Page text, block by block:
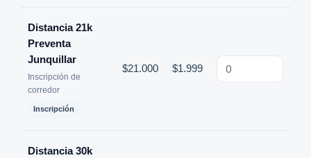
Distancia 21k
Preventa
Junquillar
Inscripción de
corredor
Inscripción
$21.000 $1.999
Distancia 30k